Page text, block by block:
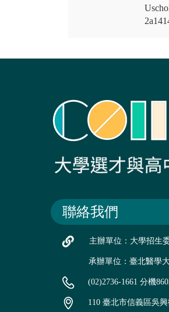
聯絡我們
主辦單位：大學招生
承辦單位：臺北醫學
(02)2736-1661 分機
110 臺北市信義區吳